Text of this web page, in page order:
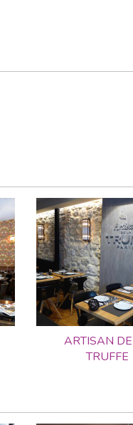
ARTISAN
TRUFFE